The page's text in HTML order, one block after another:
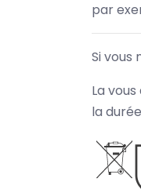
par
Si vous
La
la